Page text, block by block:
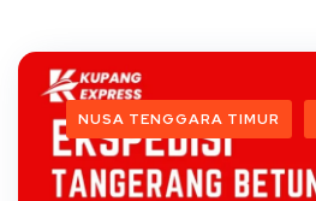
NUSA TENGGARA TIMUR